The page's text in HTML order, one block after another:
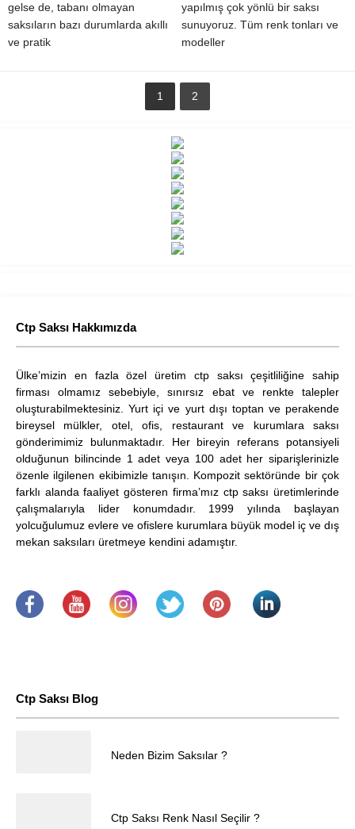
gelse de, tabanı olmayan
saksıların bazı durumlarda akıllı
ve pratik
yapılmış çok yönlü bir saksı
sunuyoruz. Tüm renk tonları ve
modeller
1 2
Ctp Saksı Hakkımızda
Ülke’mizin en fazla özel üretim ctp saksı çeşitliliğine sahip
firması olmamız sebebiyle, sınırsız ebat ve renkte talepler
oluşturabilmektesiniz. Yurt içi ve yurt dışı toptan ve perakende
bireysel mülkler, otel, ofis, restaurant ve kurumlara saksı
gönderimimiz bulunmaktadır. Her bireyin referans potansiyeli
olduğunun bilincinde 1 adet veya 100 adet her siparişlerinizle
özenle ilgilenen ekibimizle tanışın. Kompozit sektöründe bir çok
farklı alanda faaliyet gösteren firma’mız ctp saksı üretimlerinde
çalışmalarıyla lider konumdadır. 1999 yılında başlayan
yolcuğulumuz evlere ve ofislere kurumlara büyük model iç ve dış
mekan saksıları üretmeye kendini adamıştır.
Ctp Saksı Blog
Neden Bizim Saksılar ?
Ctp Saksı Renk Nasıl Seçilir ?